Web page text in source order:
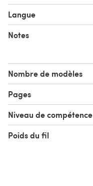
Langue
Notes
Nombre de modèles
Pages
Niveau de compétence
Poids du fil